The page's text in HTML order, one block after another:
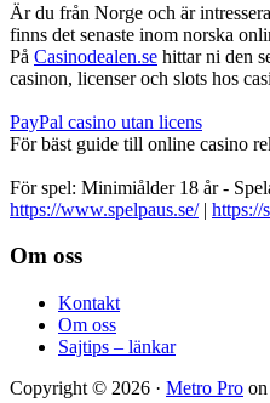
Är du från Norge och är
finns det senaste inom norska
På Casinodealen.se hittar ni den
casinon, licenser och slots hos
PayPal casino utan licens
För bäst guide till online casino
För spel: Minimiålder 18 år -
https://www.spelpaus.se/| https://
Footer
Om oss
Kontakt
Om oss
Sajtips – länkar
Copyright © 2026 · Metro Pro on